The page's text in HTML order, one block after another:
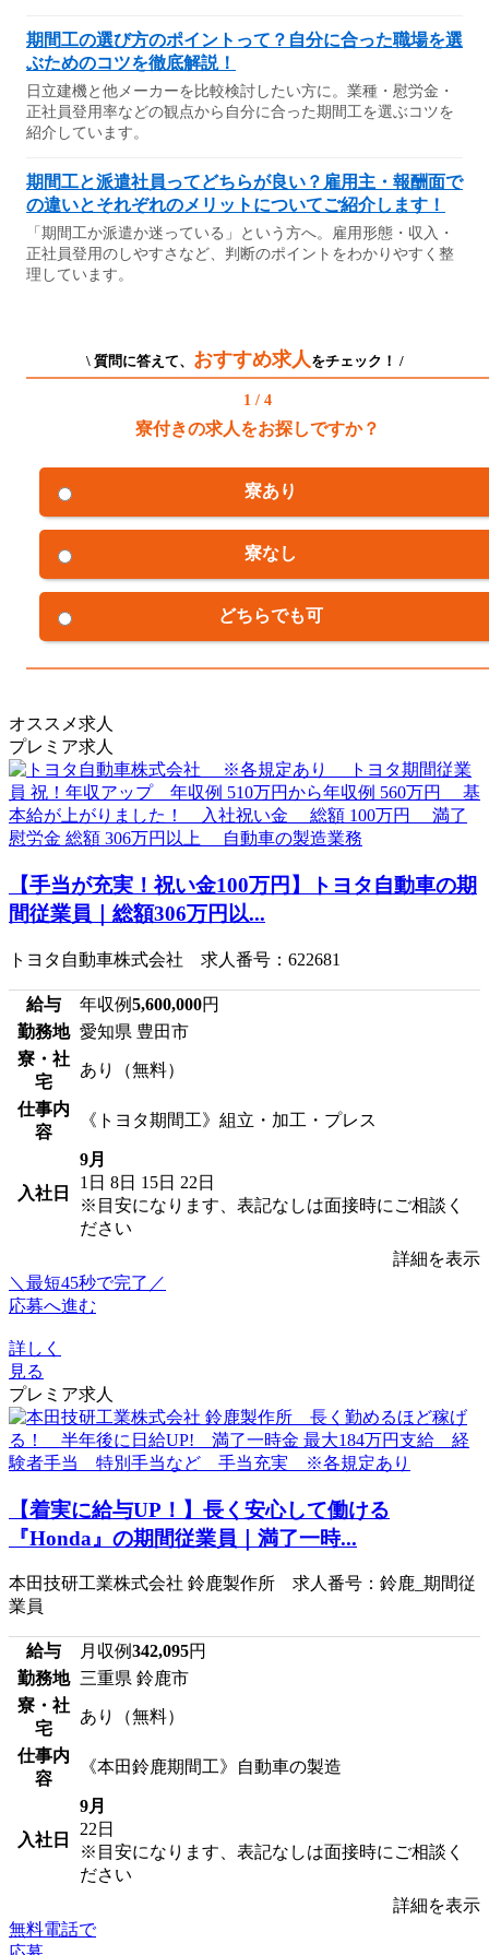
期間工の選び方のポイントって？自分に合った職場を選
ぶためのコツを徹底解説！
日立建機と他メーカーを比較検討したい方に。業種・慰労金・
正社員登用率などの観点から自分に合った期間工を選ぶコツを
紹介しています。
期間工と派遣社員ってどちらが良い？雇用主・報酬面で
の違いとそれぞれのメリットについてご紹介します！
「期間工か派遣か迷っている」という方へ。雇用形態・収入・
正社員登用のしやすさなど、判断のポイントをわかりやすく整
理しています。
\ 質問に答えて、 おすすめ求人をチェック！ /
1 / 4
寮付きの求人をお探しですか？
寮あり
寮なし
どちらでも可
オススメ求人
プレミア求人
【手当が充実！祝い金100万円】トヨタ自動車の期
間従業員｜総額306万円以...
トヨタ自動車株式会社 求人番号：622681
給与 年収例5,600,000円
勤務地 愛知県 豊田市
寮・社
宅
あり（無料）
仕事内
容
《トヨタ期間工》組立・加工・プレス
入社日
9月
1日 8日 15日 22日
※目安になります、表記なしは面接時にご相談く
ださい
詳細を表示
＼最短45秒で完了／
応募へ進む
詳しく
見る
プレミア求人
【着実に給与UP！】長く安心して働ける
『Honda』の期間従業員｜満了一時...
本田技研工業株式会社 鈴鹿製作所 求人番号：鈴鹿_期間従
業員
給与 月収例342,095円
勤務地 三重県 鈴鹿市
寮・社
宅
あり（無料）
仕事内
容
《本田鈴鹿期間工》自動車の製造
入社日
9月
22日
※目安になります、表記なしは面接時にご相談く
ださい
詳細を表示
無料電話で